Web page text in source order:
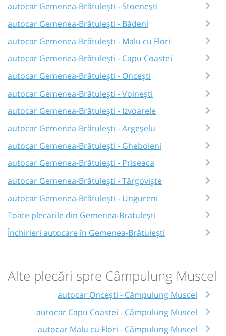
autocar Gemenea-Brătulești - Stoenești
autocar Gemenea-Brătulești - Bădeni
autocar Gemenea-Brătulești - Malu cu Flori
autocar Gemenea-Brătulești - Capu Coastei
autocar Gemenea-Brătulești - Oncești
autocar Gemenea-Brătulești - Voinești
autocar Gemenea-Brătulești - Izvoarele
autocar Gemenea-Brătulești - Argeșelu
autocar Gemenea-Brătulești - Gheboieni
autocar Gemenea-Brătulești - Priseaca
autocar Gemenea-Brătulești - Târgoviște
autocar Gemenea-Brătulești - Ungureni
Toate plecările din Gemenea-Brătulești
Închirieri autocare în Gemenea-Brătulești
Alte plecări spre Câmpulung Muscel
autocar Oncești - Câmpulung Muscel
autocar Capu Coastei - Câmpulung Muscel
autocar Malu cu Flori - Câmpulung Muscel